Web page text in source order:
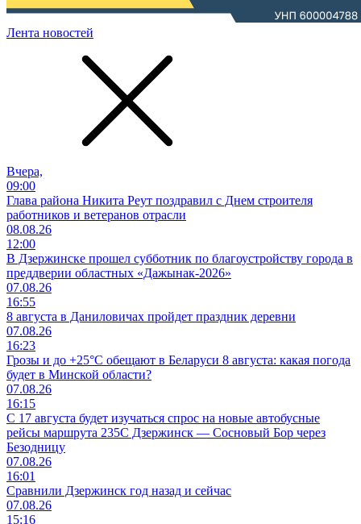
Лента новостей
Вчера,
09:00
Глава района Никита Реут поздравил с Днем строителя
работников и ветеранов отрасли
08.08.26
12:00
В Дзержинске прошел субботник по благоустройству города в
преддверии областных «Дажынак-2026»
07.08.26
16:55
8 августа в Даниловичах пройдет праздник деревни
07.08.26
16:23
Грозы и до +25°С обещают в Беларуси 8 августа: какая погода
будет в Минской области?
07.08.26
16:15
С 17 августа будет изучаться спрос на новые автобусные
рейсы маршрута 235С Дзержинск — Сосновый Бор через
Безодницу
07.08.26
16:01
Сравнили Дзержинск год назад и сейчас
07.08.26
15:16